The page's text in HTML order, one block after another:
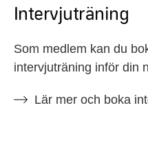
Intervjuträning
Som medlem kan du
intervjuträning inför din
Lär mer och boka